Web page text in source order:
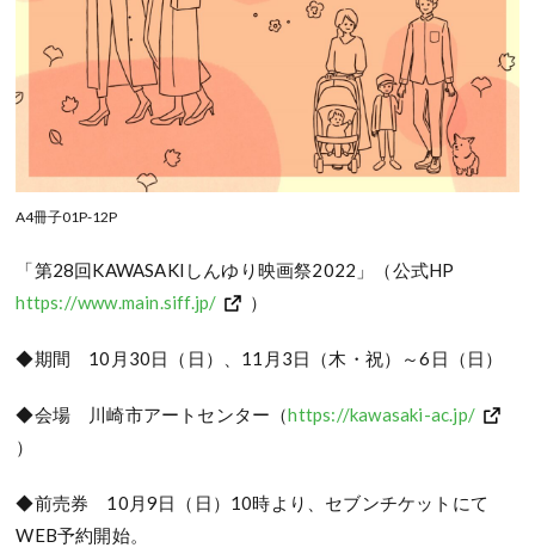
A4冊子01P-12P
「第28回KAWASAKI しんゆり映画祭2022 」（公式HP
https://www.main.siff.jp/
）
◆期間 10 月 30日（日）、 11 月 3日（木・祝）～6 日（日）
◆会場 川崎市アートセンター（https://kawasaki-ac.jp/
）
◆前売券 10 月9日（日） 10時より、セブンチケットにて
WEB予約開始。